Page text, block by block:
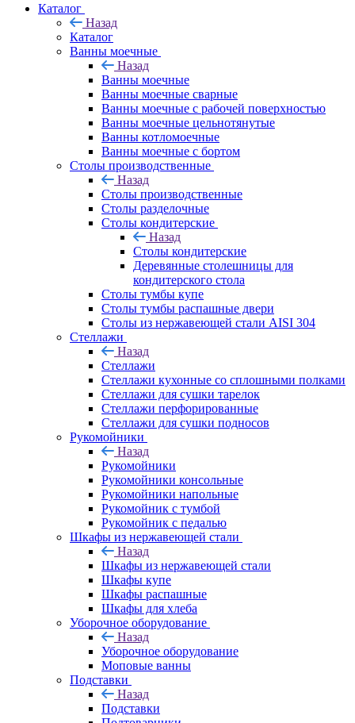
Каталог
Назад
Каталог
Ванны моечные
Назад
Ванны моечные
Ванны моечные сварные
Ванны моечные с рабочей поверхностью
Ванны моечные цельнотянутые
Ванны котломоечные
Ванны моечные с бортом
Столы производственные
Назад
Столы производственные
Столы разделочные
Столы кондитерские
Назад
Столы кондитерские
Деревянные столешницы для
кондитерского стола
Столы тумбы купе
Столы тумбы распашные двери
Столы из нержавеющей стали AISI 304
Стеллажи
Назад
Стеллажи
Стеллажи кухонные со сплошными полками
Стеллажи для сушки тарелок
Стеллажи перфорированные
Стеллажи для сушки подносов
Рукомойники
Назад
Рукомойники
Рукомойники консольные
Рукомойники напольные
Рукомойник с тумбой
Рукомойник с педалью
Шкафы из нержавеющей стали
Назад
Шкафы из нержавеющей стали
Шкафы купе
Шкафы распашные
Шкафы для хлеба
Уборочное оборудование
Назад
Уборочное оборудование
Моповые ванны
Подставки
Назад
Подставки